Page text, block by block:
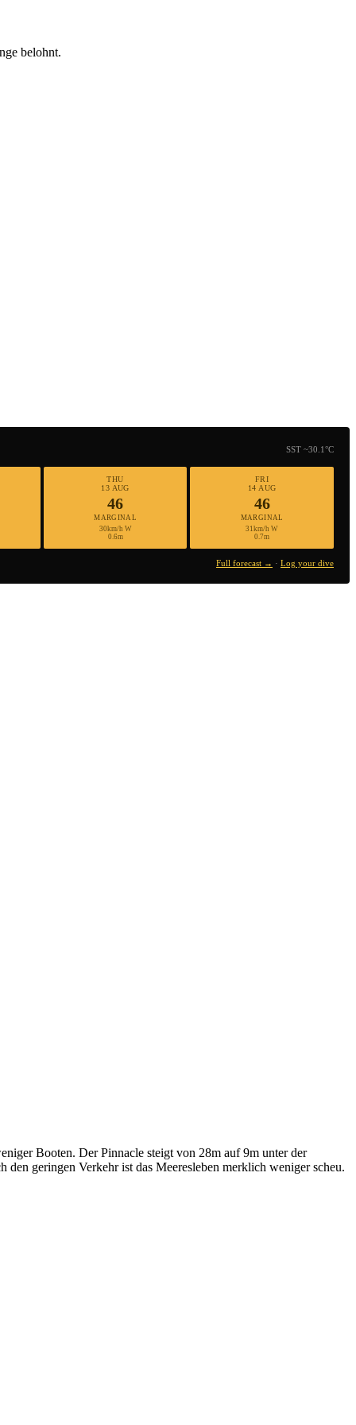
belohnt.
SST ~30.1°C
THU
13 AUG
46
MARGINAL
30km/h W
0.6m
FRI
14 AUG
46
MARGINAL
31km/h W
0.7m
Full forecast → · Log your dive
Booten. Der Pinnacle steigt von 28m auf 9m unter der
geringen Verkehr ist das Meeresleben merklich weniger scheu.